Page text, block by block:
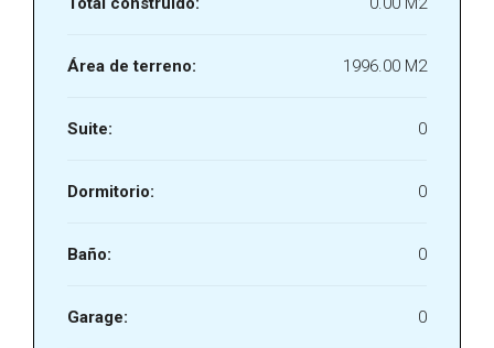
Área de terreno: 1996.00 M2
Suite: 0
Dormitorio: 0
Baño: 0
Garage: 0